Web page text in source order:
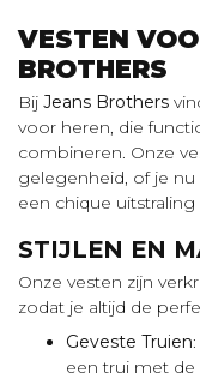
VESTEN
BROTHERS
Bij Jeans Brothers
voor heren, die
combineren. Onze
gelegenheid, of je
een chique
STIJLEN EN
Onze vesten zijn
zodat je altijd de
Geveste Truien
een trui met de